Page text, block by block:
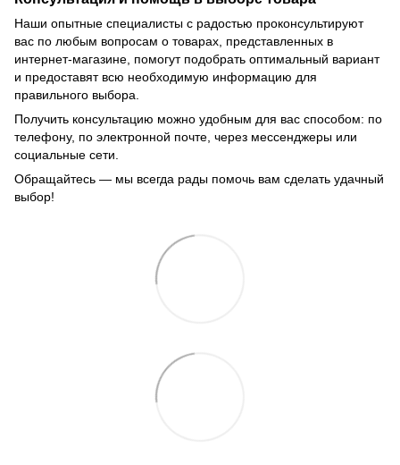
Наши опытные специалисты с радостью проконсультируют
вас по любым вопросам о товарах, представленных в
интернет-магазине, помогут подобрать оптимальный вариант
и предоставят всю необходимую информацию для
правильного выбора.
Получить консультацию можно удобным для вас способом: по
телефону, по электронной почте, через мессенджеры или
социальные сети.
Обращайтесь — мы всегда рады помочь вам сделать удачный
выбор!